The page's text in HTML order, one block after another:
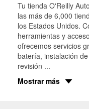
Tu tienda O'Reilly
las más de 6,000
los Estados Unidos.
herramientas y
ofrecemos servicios
batería, instalación
revisión ...
Mostrar más